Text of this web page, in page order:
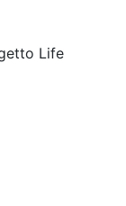
Life